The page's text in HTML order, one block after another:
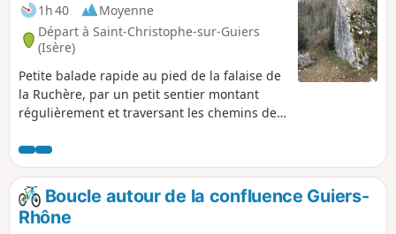
1h 40
Moyenne
Départ à Saint-Christophe-sur-Guiers
(Isère)
Petite balade rapide au pied de la falaise de
la Ruchère, par un petit sentier montant
régulièrement et traversant les chemins des
d'accéder à l'impressionnante Pierre de
Onze Heures et à la fontaine Barthélemy
toujours alimentée, sur un sentier
exclusivement en forêt.
Boucle autour de la confluence Guiers-
Rhône